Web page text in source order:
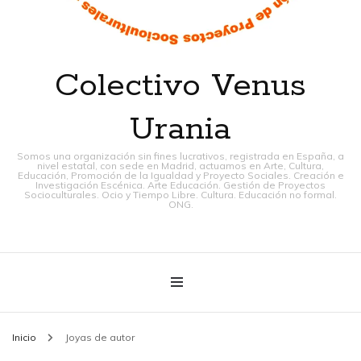
Colectivo Venus
Urania
Somos una organización sin fines lucrativos, registrada en España, a
nivel estatal, con sede en Madrid, actuamos en Arte, Cultura,
Educación, Promoción de la Igualdad y Proyecto Sociales. Creación e
Investigación Escénica. Arte Educación. Gestión de Proyectos
Socioculturales. Ocio y Tiempo Libre. Cultura. Educación no formal.
ONG.
Inicio Joyas de autor